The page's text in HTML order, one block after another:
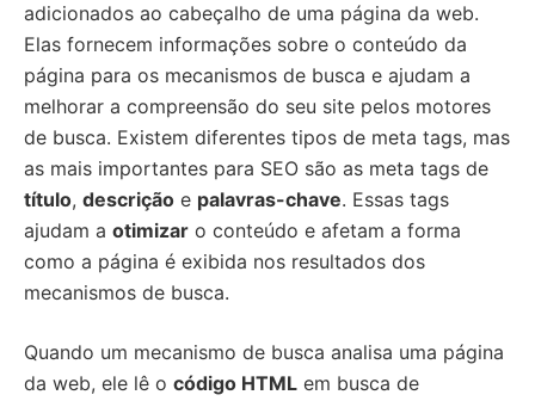
adicionados ao cabeçalho de uma página da web.
Elas fornecem informações sobre o conteúdo da
página para os mecanismos de busca e ajudam a
melhorar a compreensão do seu site pelos motores
de busca. Existem diferentes tipos de meta tags, mas
as mais importantes para SEO são as meta tags de
título, descrição e palavras-chave. Essas tags
ajudam a otimizar o conteúdo e afetam a forma
como a página é exibida nos resultados dos
mecanismos de busca.
Quando um mecanismo de busca analisa uma página
da web, ele lê o código HTML em busca de